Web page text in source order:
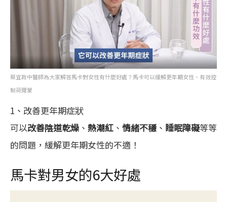
蔡宜政中醫師為大家解答馬卡對女性有什麼好處？馬卡可以緩解更年期女性、有效控
制荷爾蒙
1、改善更年期症狀
可以改善陰道乾燥 、 熱潮紅 、 情緒不穩 、 睡眠障礙等等
的問題，緩解更年期女性的不適！
馬卡對男女的6大好處